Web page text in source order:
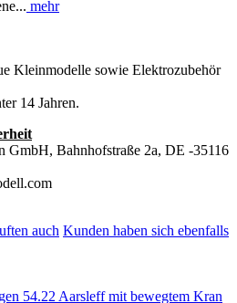
mehr
Kleinmodelle sowie Elektrozubehör
14 Jahren.
GmbH, Bahnhofstraße 2a, DE -35116
auch Kunden haben sich ebenfalls